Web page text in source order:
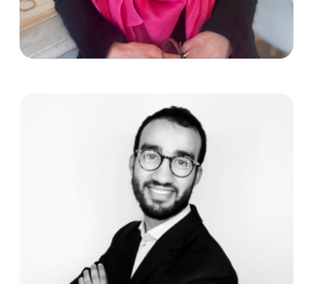
Delphine CHESNEAU-MOUKARZEL
Secrétaire
- Avocate